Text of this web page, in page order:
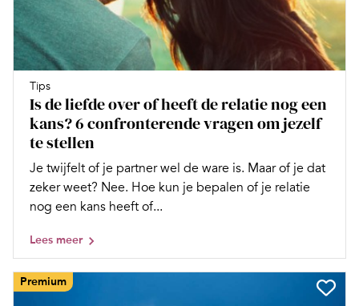
Tips
Is de liefde over of heeft de relatie nog een
kans? 6 confronterende vragen om jezelf
te stellen
Je twijfelt of je partner wel de ware is. Maar of je dat
zeker weet? Nee. Hoe kun je bepalen of je relatie
nog een kans heeft of...
Lees meer
Premium